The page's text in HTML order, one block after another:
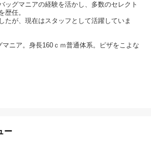
ッグマニアの経験を活かし、多数のセレクト
歴任。
たが、現在はスタッフとして活躍していま
ニア。身長160ｃｍ普通体系。ピザをこよな
ー